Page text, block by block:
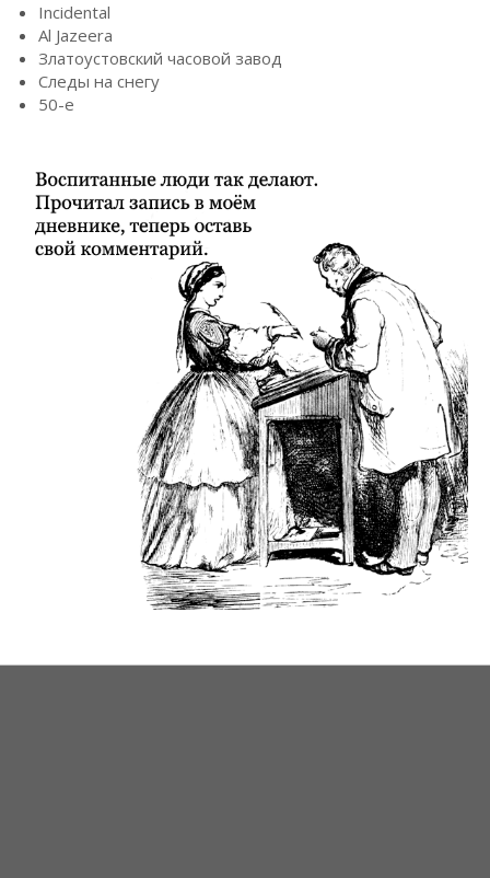
Incidental
Al Jazeera
Златоустовский часовой завод
Следы на снегу
50-е